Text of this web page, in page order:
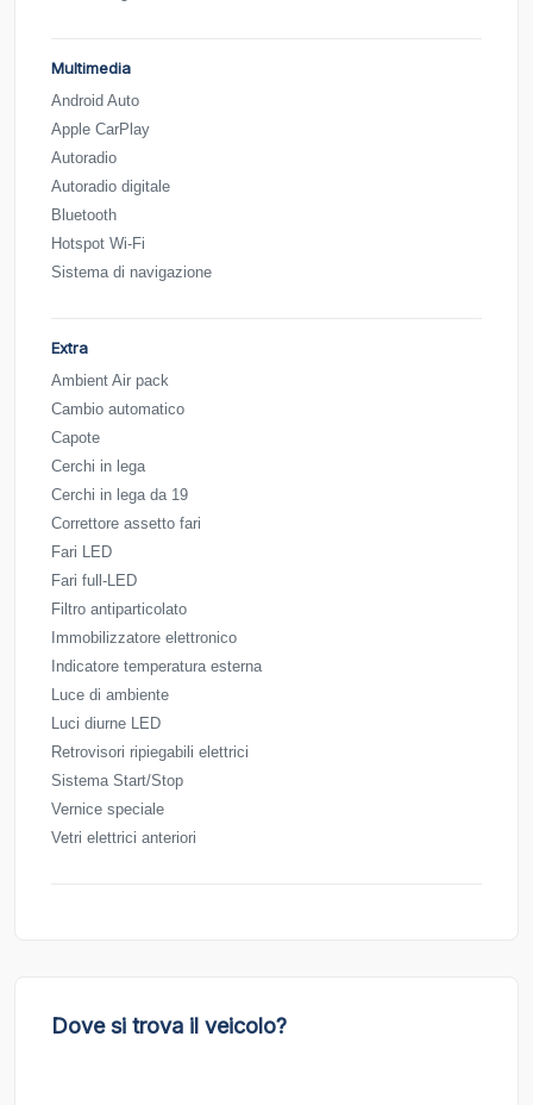
Multimedia
Android Auto
Apple CarPlay
Autoradio
Autoradio digitale
Bluetooth
Hotspot Wi-Fi
Sistema di navigazione
Extra
Ambient Air pack
Cambio automatico
Capote
Cerchi in lega
Cerchi in lega da 19
Correttore assetto fari
Fari LED
Fari full-LED
Filtro antiparticolato
Immobilizzatore elettronico
Indicatore temperatura esterna
Luce di ambiente
Luci diurne LED
Retrovisori ripiegabili elettrici
Sistema Start/Stop
Vernice speciale
Vetri elettrici anteriori
Dove si trova il veicolo?